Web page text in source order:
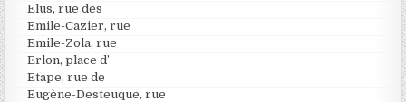
Elus, rue des
Emile-Cazier, rue
Emile-Zola, rue
Erlon, place d’
Etape, rue de
Eugène-Desteuque, rue